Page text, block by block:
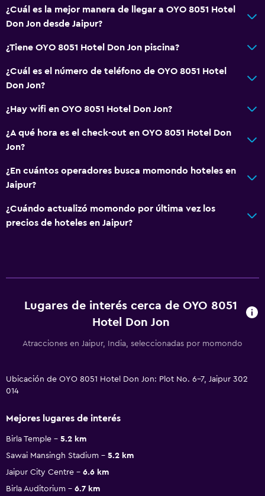
¿Cuál es la mejor manera de llegar a OYO 8051 Hotel
Don Jon desde Jaipur?
¿Tiene OYO 8051 Hotel Don Jon piscina?
¿Cuál es el número de teléfono de OYO 8051 Hotel
Don Jon?
¿Hay wifi en OYO 8051 Hotel Don Jon?
¿A qué hora es el check-out en OYO 8051 Hotel Don
Jon?
¿En cuántos operadores busca momondo hoteles en
Jaipur?
¿Cuándo actualizó momondo por última vez los
precios de hoteles en Jaipur?
Lugares de interés cerca de OYO 8051
Hotel Don Jon
Atracciones en Jaipur, India, seleccionadas por momondo
Ubicación de OYO 8051 Hotel Don Jon: Plot No. 6-7, Jaipur 302
014
Mejores lugares de interés
Birla Temple
5.2 km
Sawai Mansingh Stadium
5.2 km
Jaipur City Centre
6.6 km
Birla Auditorium
6.7 km